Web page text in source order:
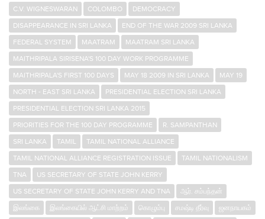
C.V. WIGNESWARAN
COLOMBO
DEMOCRACY
DISAPPEARANCE IN SRI LANKA
END OF THE WAR 2009 SRI LANKA
FEDERAL SYSTEM
MAATRAM
MAATRAM SRI LANKA
MAITHRIPALA SIRISENA'S 100 DAY WORK PROGRAMME
MAITHRIPALA'S FIRST 100 DAYS
MAY 18 2009 IN SRI LANKA
MAY 19
NORTH - EAST SRI LANKA
PRESIDENTIAL ELECTION SRI LANKA
PRESIDENTIAL ELECTION SRI LANKA 2015
PRIORITIES FOR THE 100 DAY PROGRAMME
R. SAMPANTHAN
SRI LANKA
TAMIL
TAMIL NATIONAL ALLIANCE
TAMIL NATIONAL ALLIANCE REGISTRATION ISSUE
TAMIL NATIONALISM
TNA
US SECRETARY OF STATE JOHN KERRY
US SECRETARY OF STATE JOHN KERRY AND TNA
ஆர். சம்பந்தன்
இலங்கை
இலங்கையில் ஆட்சி மாற்றம் கொழும்பு சமஷ்டி தீர்வு
ஜனநாயகம்